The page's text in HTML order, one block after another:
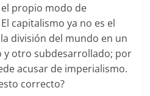
propio modo de
capitalismo ya no es el
división del mundo en un
y otro subdesarrollado; por
acusar de imperialismo.
correcto?